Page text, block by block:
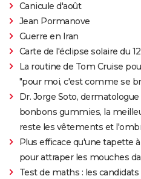
Canicule d'août
Jean Pormanove
Guerre en Iran
Carte de l'éclipse solaire du
La routine de Tom Cruise
"pour moi, c'est comme se
Dr. Jorge Soto,
bonbons gummies, la
reste les vêtements et
Plus efficace qu'une tapette
pour attraper les mouches
Test de maths : les